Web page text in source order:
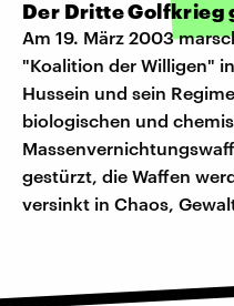
Der Dritte Golfkrieg
Am 19. März 2003
"Koalition der Willigen"
Hussein und sein
biologischen und
gestürzt, die Waffen
versinkt in Chaos,